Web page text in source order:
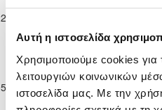
Αυτή η ιστοσελίδα
Χρησιμοποιούμε cookies για
λειτουργιών κοινωνικών
ιστοσελίδα μας. Με την
12-2024
Κατηγορίας
2024/25
01-2025
Παγκύπριο
Πρωτάθλημα
Νέων Κ-19 Β΄
Κατηγορίας